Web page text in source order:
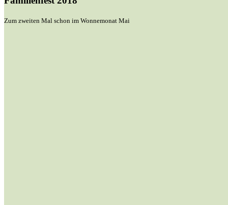
Zum zweiten Mal schon im Wonnemonat Mai